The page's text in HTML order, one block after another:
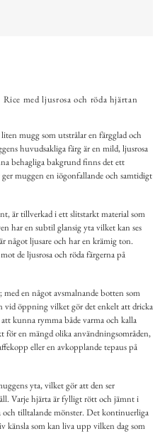
med ljusrosa och röda hjärtan
mugg som utstrålar en färgglad och
huvudsakliga färg är en mild, ljusrosa
behagliga bakgrund finns det ett
muggen en iögonfallande och samtidigt
är tillverkad i ett slitstarkt material som
har en subtil glansig yta vilket kan ses
något ljusare och har en krämig ton.
de ljusrosa och röda färgerna på
en något avsmalnande botten som
vid öppning vilket gör det enkelt att dricka
kunna rymma både varma och kalla
en mängd olika användningsområden,
eller en avkopplande tepaus på
yta, vilket gör att den ser
Varje hjärta är fylligt rött och jämnt i
tilltalande mönster. Det kontinuerliga
känsla som kan liva upp vilken dag som